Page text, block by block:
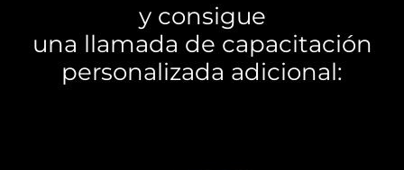
y consigue
una llamada de capacitación
personalizada adicional: